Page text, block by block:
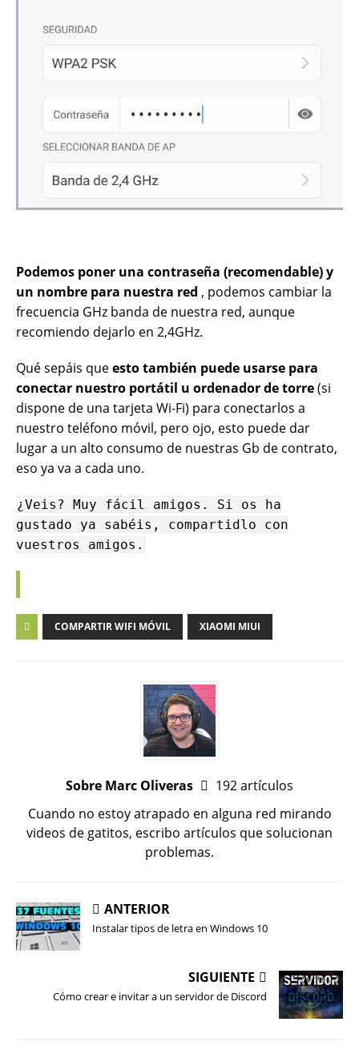
Podemos poner una contraseña (recomendable) y
un nombre para nuestra red , podemos cambiar la
frecuencia GHz banda de nuestra red, aunque
recomiendo dejarlo en 2,4GHz.
Qué sepáis queesto también puede usarse para
conectar nuestro portátil u ordenador de torre(si
dispone de una tarjeta Wi-Fi) para conectarlos a
nuestro teléfono móvil, pero ojo, esto puede dar
lugar a un alto consumo de nuestras Gb de contrato,
eso ya va a cada uno.
¿Veis? Muy fácil amigos. Si os ha
gustado ya sabéis, compartidlo con
vuestros amigos.
COMPARTIR WIFI MÓVIL XIAOMI MIUI
Sobre Marc Oliveras
192 artículos
Cuando no estoy atrapado en alguna red mirando
videos de gatitos, escribo artículos que solucionan
problemas.
ANTERIOR
Instalar tipos de letra en Windows 10
SIGUIENTE
Cómo crear e invitar a un servidor de Discord